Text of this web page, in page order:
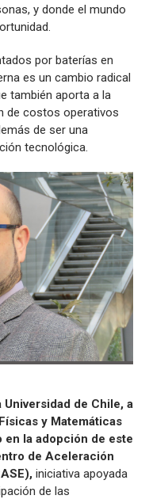
y donde el mundo
por baterías en
es un cambio radical
también aporta a la
de costos operativos
de ser una
tecnológica.
Universidad de Chile, a
y Matemáticas
la adopción de este
de Aceleración
iniciativa apoyada
de las